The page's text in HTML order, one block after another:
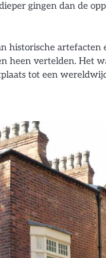
gingen dan de
historische artefacten
heen vertelden. Het
tot een